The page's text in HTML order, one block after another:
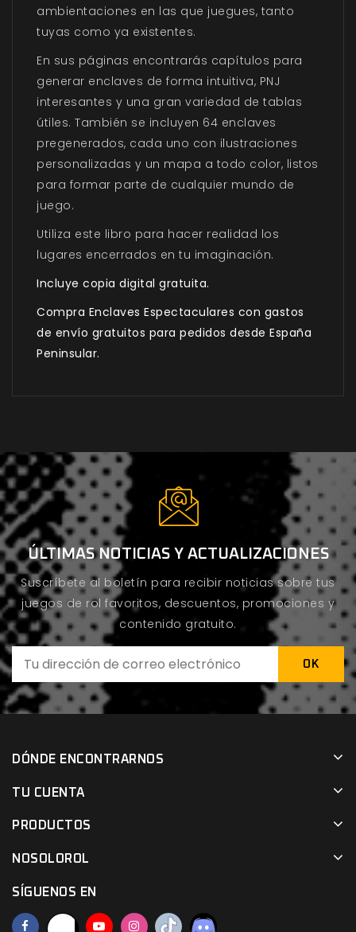
ambientaciones en las que juegues, tanto
tuyas como ya existentes.
En sus páginas encontrarás capítulos para
generar enclaves de forma intuitiva, PNJ
interesantes y una gran variedad de tablas
útiles. También se incluyen 64 enclaves
pregenerados, cada uno con ilustraciones
personalizadas y un mapa a todo color, listos
para formar parte de cualquier mundo de
juego.
Utiliza este libro para hacer realidad los
lugares encerrados en tu imaginación.
Incluye copia digital gratuita.
Compra Enclaves Espectaculares con gastos
de envío gratuitos para pedidos desde España
Peninsular.
ÚLTIMAS NOTICIAS Y ACTUALIZACIONES
Suscríbete al boletín para recibir noticias sobre tus
juegos de rol favoritos, descuentos, promociones y
contenido gratuito.
DÓNDE ENCONTRARNOS
TU CUENTA
PRODUCTOS
NOSOLOROL
SÍGUENOS EN